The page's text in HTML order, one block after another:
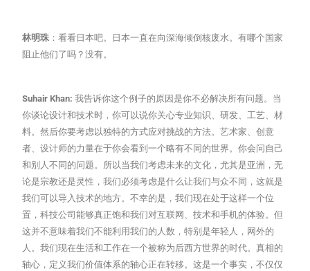
林明珠 ：看看日本吧。日本一直在向深海倾倒核废水。有哪个国家
阻止他们了吗？没有。
Suhair Khan:我告诉你这个例子的原因是你不必解决所有问题。当
你谈论设计和技术时，你可以说你关心专业知识、研发、工艺、材
料。然后你要考虑以独特的方式应对挑战的方法。艺术家、创意
者、设计师的力量在于你会看到一个略有不同的世界。你会问自己
和别人不同的问题。所以当我们考虑未来的文化，尤其是亚洲，无
论是宗教还是灵性，我们必须考虑是什么让我们与众不同，这就是
我们可以导入技术的地方。不幸的是，我们现在处于这样一个位
置，科技公司能够真正饱和我们对互联网、技术和手机的体验。但
这并不意味着我们不能利用我们的人数，特别是年轻人，网外的
人。我们现在生活和工作在一个被称为后西方世界的时代。真相的
轴心，定义我们价值体系的轴心正在转移。这是一个事实，不仅仅